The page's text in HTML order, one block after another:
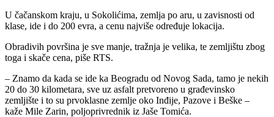
U čačanskom kraju, u Sokolićima, zemlja po aru, u zavisnosti od
klase, ide i do 200 evra, a cenu najviše određuje lokacija.
Obradivih površina je sve manje, tražnja je velika, te zemljištu zbog
toga i skače cena, piše RTS.
– Znamo da kada se ide ka Beogradu od Novog Sada, tamo je nekih
20 do 30 kilometara, sve uz asfalt pretvoreno u građevinsko
zemljište i to su prvoklasne zemlje oko Inđije, Pazove i Beške –
kaže Mile Zarin, poljoprivrednik iz Jaše Tomića.